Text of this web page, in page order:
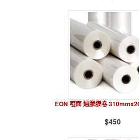
EON 啞面 過膠膜卷
$450